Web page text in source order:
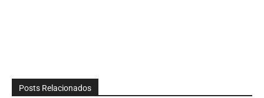
Posts Relacionados